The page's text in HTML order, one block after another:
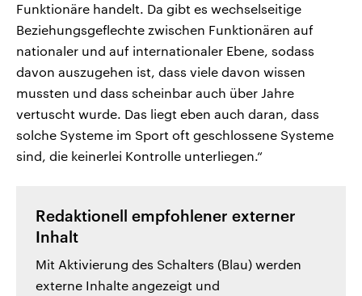
Funktionäre handelt. Da gibt es wechselseitige
Beziehungsgeflechte zwischen Funktionären auf
nationaler und auf internationaler Ebene, sodass
davon auszugehen ist, dass viele davon wissen
mussten und dass scheinbar auch über Jahre
vertuscht wurde. Das liegt eben auch daran, dass
solche Systeme im Sport oft geschlossene Systeme
sind, die keinerlei Kontrolle unterliegen.“
Redaktionell empfohlener externer
Inhalt
Mit Aktivierung des Schalters (Blau) werden
externe Inhalte angezeigt und